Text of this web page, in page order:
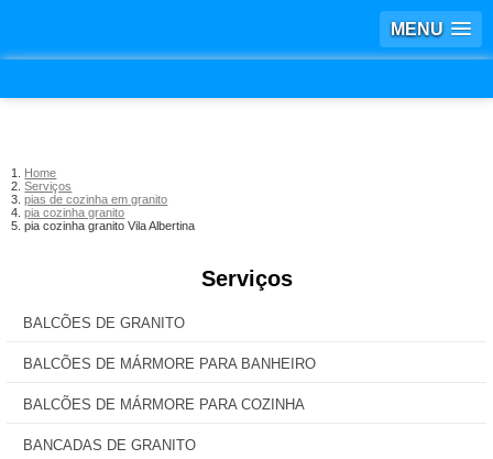
MENU
Home
Serviços
pias de cozinha em granito
pia cozinha granito
pia cozinha granito Vila Albertina
Serviços
BALCÕES DE GRANITO
BALCÕES DE MÁRMORE PARA BANHEIRO
BALCÕES DE MÁRMORE PARA COZINHA
BANCADAS DE GRANITO